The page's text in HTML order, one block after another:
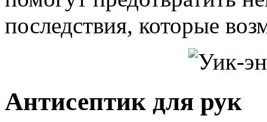
последствия, которые
Антисептик для рук